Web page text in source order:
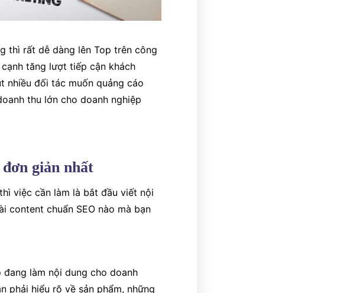
thì rất dễ dàng lên Top trên công
tăng lượt tiếp cận khách
nhiều đối tác muốn quảng cáo
thu lớn cho doanh nghiệp
giản nhất
việc cần làm là bắt đầu viết nội
content chuẩn SEO nào mà bạn
làm nội dung cho doanh
phải hiểu rõ về sản phẩm, những